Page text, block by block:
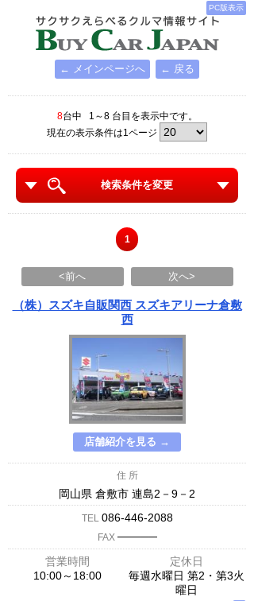
PC版表示
← メインページへ ← 戻る
8台中 1～8 台目を表示中です。
現在の表示条件は1ページ
検索条件を変更
1
<前へ 次へ>
（株）スズキ自販関西 スズキアリーナ倉敷
西
店舗紹介を見る →
住 所
岡山県 倉敷市 連島2－9－2
TEL 086-446-2088
FAX ─────
営業時間
定休日
10:00～18:00
毎週水曜日 第2・第3火
曜日